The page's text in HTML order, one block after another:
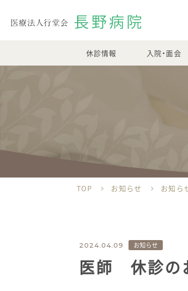
休診情報 入院・面会
TOP お知らせ お知ら
2024.04.09 お知らせ
医師 休診の